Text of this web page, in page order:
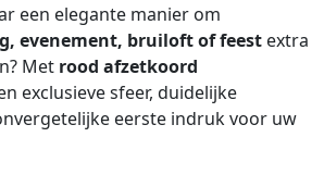
een elegante manier om
evenement, bruiloft of feest extra
Met rood afzetkoord
exclusieve sfeer, duidelijke
eerste indruk voor uw